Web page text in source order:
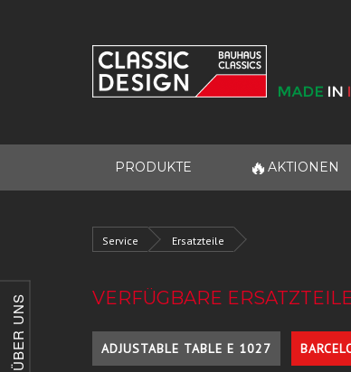
ÜBER UNS
PRODUKTE 🔥 AKTIONEN
Service Ersatzteile
VERFÜGBARE
ADJUSTABLE TABLE E 1027